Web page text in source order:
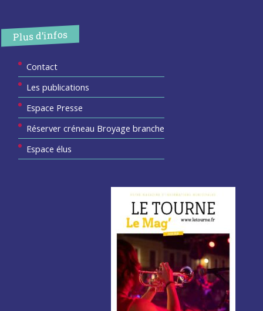
Plus d’infos
Contact
Les publications
Espace Presse
Réserver créneau Broyage branche
Espace élus